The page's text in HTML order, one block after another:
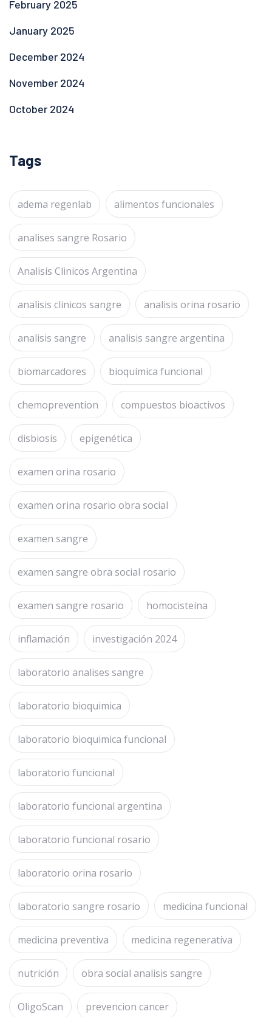
February 2025
January 2025
December 2024
November 2024
October 2024
Tags
adema regenlab alimentos funcionales
analises sangre Rosario
Analisis Clinicos Argentina
analisis clinicos sangre analisis orina rosario
analisis sangre analisis sangre argentina
biomarcadores bioquímica funcional
chemoprevention compuestos bioactivos
disbiosis epigenética
examen orina rosario
examen orina rosario obra social
examen sangre
examen sangre obra social rosario
examen sangre rosario homocisteína
inflamación investigación 2024
laboratorio analises sangre
laboratorio bioquimica
laboratorio bioquimica funcional
laboratorio funcional
laboratorio funcional argentina
laboratorio funcional rosario
laboratorio orina rosario
laboratorio sangre rosario medicina funcional
medicina preventiva medicina regenerativa
nutrición obra social analisis sangre
OligoScan prevencion cancer